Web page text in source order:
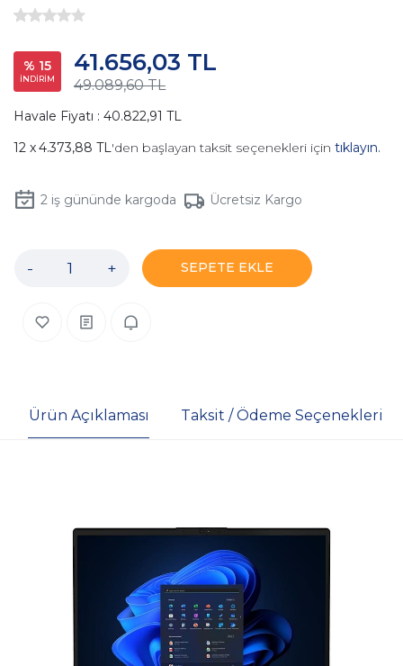
% 15
İNDİRİM 49.089,60 TL
41.656,03 TL
Havale Fiyatı : 40.822,91 TL
4.373,88 TL'den başlayan taksit seçenekleri için tıklayın.
2iş gününde kargoda Ücretsiz Kargo
- + SEPETE EKLE
Ürün Açıklaması Taksit / Ödeme Seçenekleri